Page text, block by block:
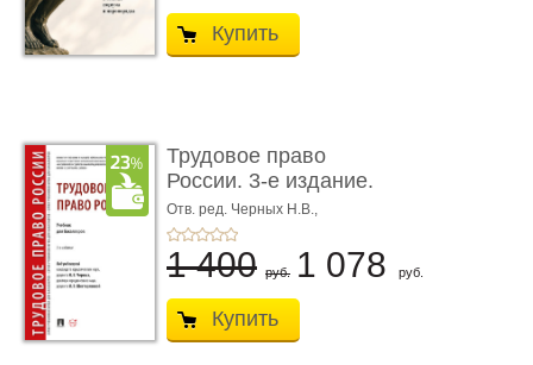
Купить
Трудовое право
России. 3-е издание.
Учебник для ...
Отв. ред. Черных Н.В.,
Шестерякова И.В.
1 400 руб. 1 078 руб.
Купить